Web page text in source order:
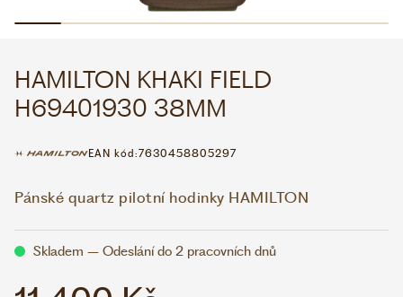
HAMILTON KHAKI FIELD
H69401930 38MM
EAN kód:7630458805297
Pánské quartz pilotní hodinky HAMILTON
Skladem – Odeslání do 2 pracovních dnů